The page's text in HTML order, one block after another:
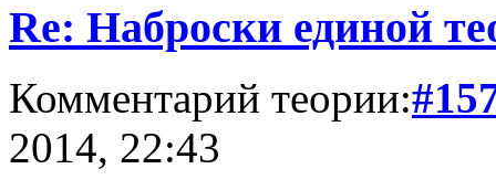
Re: Наброски единой
Комментарий теории:
2014, 22:43